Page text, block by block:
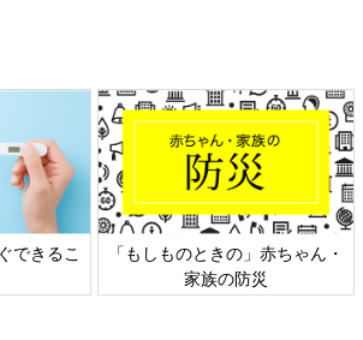
「もしものときの」赤ちゃん・
日本外来